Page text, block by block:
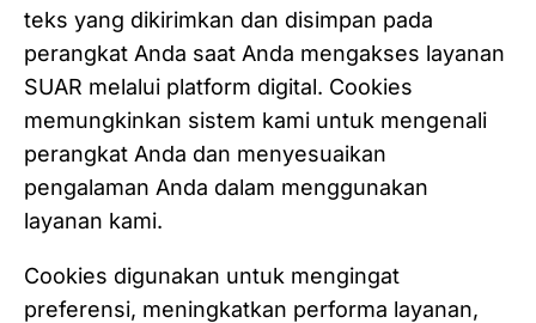
teks yang dikirimkan dan disimpan pada
perangkat Anda saat Anda mengakses layanan
SUAR melalui platform digital. Cookies
memungkinkan sistem kami untuk mengenali
perangkat Anda dan menyesuaikan
pengalaman Anda dalam menggunakan
layanan kami.
Cookies digunakan untuk mengingat
preferensi, meningkatkan performa layanan,